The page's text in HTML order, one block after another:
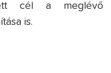
cél a meglévő
is.